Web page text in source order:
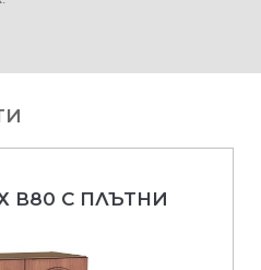
В80 С ПЛЪТНИ